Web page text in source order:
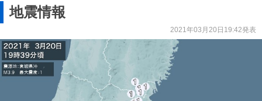
地震情報
2021年03月20日19:42発表